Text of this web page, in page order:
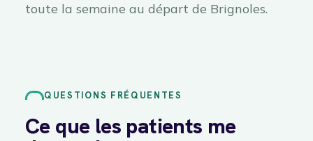
toute la semaine au départ de Brignoles.
QUESTIONS FRÉQUENTES
Ce que les patients me